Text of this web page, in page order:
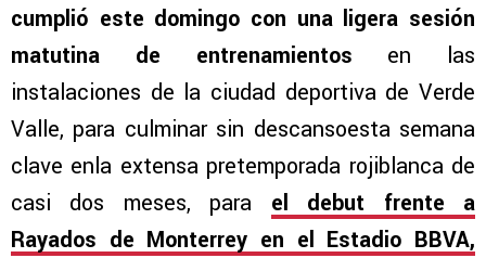
cumplió este domingo con una ligera sesión
matutina de entrenamientos en las
instalaciones de la ciudad deportiva de Verde
Valle, para culminar sin descansoesta semana
clave enla extensa pretemporada rojiblanca de
casi dos meses, para el debut frente a
Rayados de Monterrey en el Estadio BBVA,